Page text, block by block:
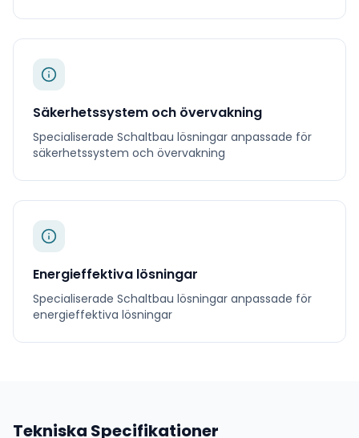
Säkerhetssystem och övervakning
Specialiserade Schaltbau lösningar anpassade för
säkerhetssystem och övervakning
Energieffektiva lösningar
Specialiserade Schaltbau lösningar anpassade för
energieffektiva lösningar
Tekniska Specifikationer